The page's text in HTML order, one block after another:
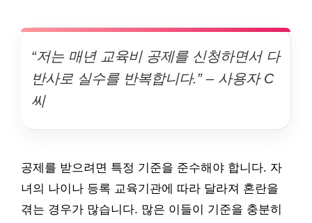
“저는 매년 교육비 공제를 신청하면서 다
반사로 실수를 반복합니다.” – 사용자 C
씨
공제를 받으려면 특정 기준을 준수해야 합니다. 자
녀의 나이나 등록 교육기관에 따라 달라져 혼란을
겪는 경우가 많습니다. 많은 이들이 기준을 충분히